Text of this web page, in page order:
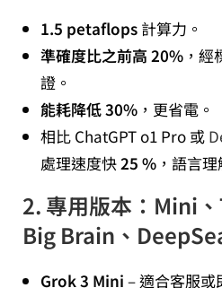
1.5 petaflops 計算力。
準確度比之前高 20% ，經
證。
能耗降低 30% ，更省電。
相比 ChatGPT o1 Pro 或
處理速度快25 % ，語言
2. 專用版本：Mini
Big Brain、
Grok 3 Mini – 適合客服